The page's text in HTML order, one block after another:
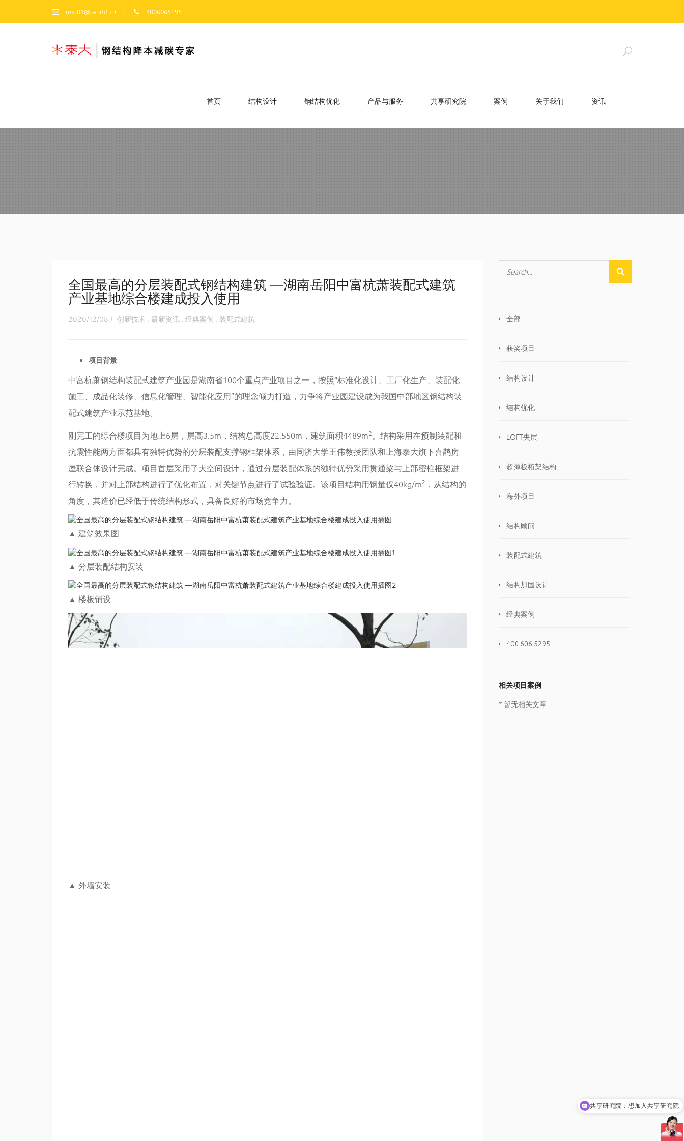
mkt01@tandd.cn 4006065295
首页 结构设计 钢结构优化 产品与服务 共享研究院 案例 关于我们 资讯
全国最高的分层装配式钢结构建筑 —湖南岳阳中富杭萧装配式建筑
产业基地综合楼建成投入使用
2020/12/08 | 创新技术 最新资讯 经典案例 装配式建筑
项目背景
中富杭萧钢结构装配式建筑产业园是湖南省100个重点产业项目之一，按照“标准化设计、工厂化生产、装配化
施工、成品化装修、信息化管理、智能化应用”的理念倾力打造，力争将产业园建设成为我国中部地区钢结构装
配式建筑产业示范基地。
刚完工的综合楼项目为地上6层，层高3.5m，结构总高度22.550m，建筑面积4489m2。结构采用在预制装配和
抗震性能两方面都具有独特优势的分层装配支撑钢框架体系，由同济大学王伟教授团队和上海泰大旗下喜鹊房
屋联合体设计完成。项目首层采用了大空间设计，通过分层装配体系的独特优势采用贯通梁与上部密柱框架进
行转换，并对上部结构进行了优化布置，对关键节点进行了试验验证。该项目结构用钢量仅40kg/m2 ，从结构的
角度，其造价已经低于传统结构形式，具备良好的市场竞争力。
▲ 建筑效果图
▲ 分层装配结构安装
▲ 楼板铺设
▲ 外墙安装
全部
获奖项目
结构设计
结构优化
LOFT夹层
超薄板桁架结构
海外项目
结构顾问
装配式建筑
结构加固设计
经典案例
400 606 5295
相关项目案例
* 暂无相关文章
共享研究院：想加入共享研究院